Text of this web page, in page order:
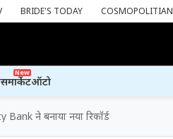
BRIDE'S TODAY COSMOPOLITIAN
New
मार्केटऑटो
ने बनाया नया रिकॉर्ड